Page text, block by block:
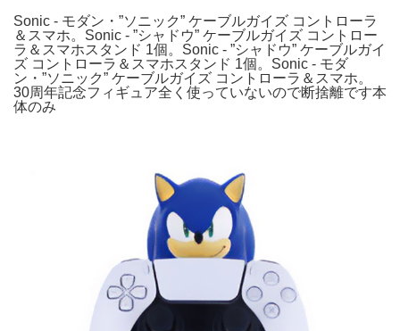
Sonic - モダン・”ソニック” ケーブルガイズ コントローラ
＆スマホ。Sonic - ”シャドウ” ケーブルガイズ コントロー
ラ＆スマホスタンド 1個。Sonic - ”シャドウ” ケーブルガイ
ズ コントローラ＆スマホスタンド 1個。Sonic - モダ
ン・”ソニック” ケーブルガイズ コントローラ＆スマホ。
30周年記念フィギュア全く使っていないので断捨離です本
体のみ